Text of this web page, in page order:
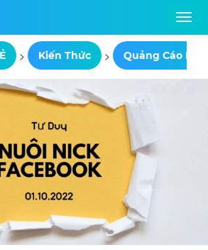
> Kiến Thức > Quảng Cáo